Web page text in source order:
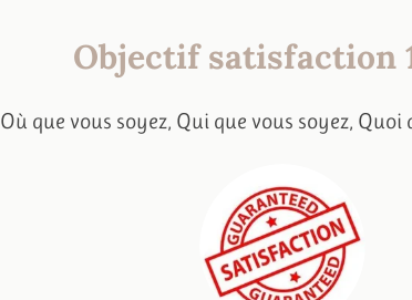
Objectif satisfaction
Où que vous soyez, Qui que vous soyez, Quoi